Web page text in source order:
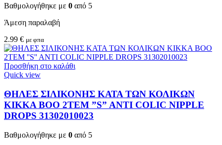
Βαθμολογήθηκε με 0 από 5
Άμεση παραλαβή
2.99 € με φπα
Προσθήκη στο καλάθι
Quick view
ΘΗΛΕΣ ΣΙΛΙΚΟΝΗΣ ΚΑΤΑ ΤΩΝ ΚΟΛΙΚΩΝ
KIKKA BOO 2TEM ”S” ANTI COLIC NIPPLE
DROPS 31302010023
Βαθμολογήθηκε με 0 από 5